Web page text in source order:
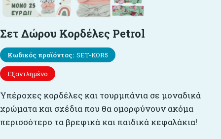
Σετ Δώρου Κορδέλες Petrol
Κωδικός προϊόντος: SET-KOR5
Εξαντλημένο
Υπέροχες κορδέλες και τουρμπάνια σε μοναδικά
χρώματα και σχέδια που θα ομορφύνουν ακόμα
περισσότερο τα βρεφικά και παιδικά κεφαλάκια!